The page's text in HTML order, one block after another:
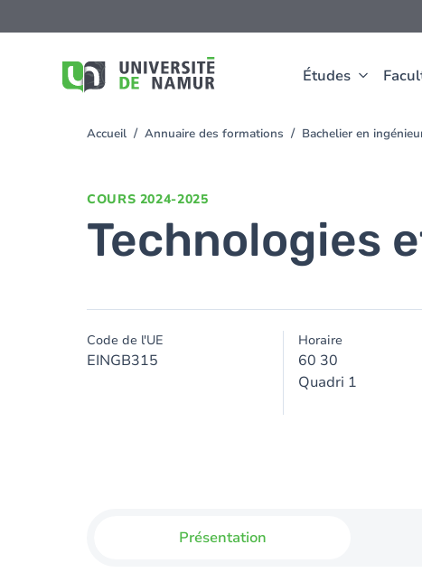
Études
au
You
Accueil Annuaire des formations Bachelier en
COURS 2024-2025
Technologies
Code de l'UE
EINGB315
Horaire
60 30
Quadri 1
Présentation